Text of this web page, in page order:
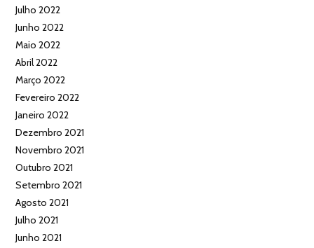
Julho 2022
Junho 2022
Maio 2022
Abril 2022
Março 2022
Fevereiro 2022
Janeiro 2022
Dezembro 2021
Novembro 2021
Outubro 2021
Setembro 2021
Agosto 2021
Julho 2021
Junho 2021